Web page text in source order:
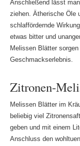
Anschließend lässt
ziehen. Ätherische Öle
schlaffördernde
etwas bitter und
Melissen Blätter
Geschmackserlebnis.
Zitronen-
Melissen Blätter im
beliebig viel
geben und mit einem
Anschluss den